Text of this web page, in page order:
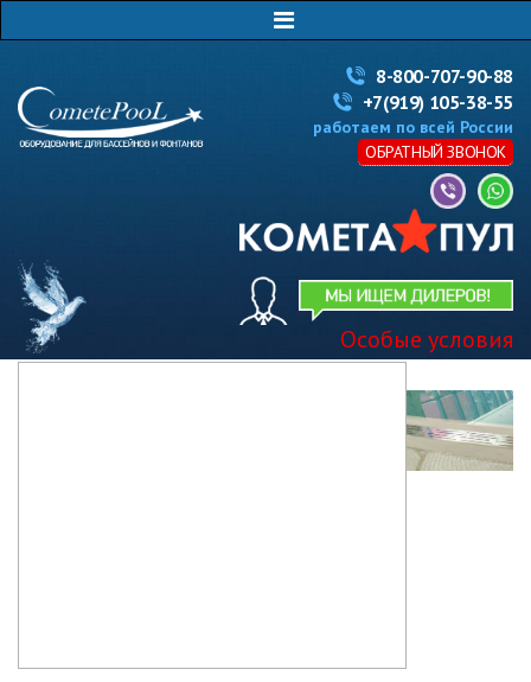
8-800-707-90-88
+7(919) 105-38-55
работаем по всей России
ОБРАТНЫЙ ЗВОНОК
Особые условия